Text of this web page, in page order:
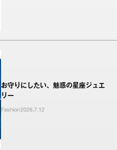
お守りにしたい、魅惑の星座ジュエ
リー
Fashion2026.7.12